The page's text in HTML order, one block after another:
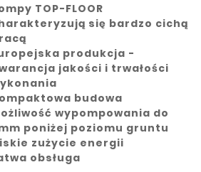
TOP-FLOOR
się bardzo cichą
produkcja -
jakości i trwałości
budowa
wypompowania do
poniżej poziomu gruntu
zużycie energii
obsługa